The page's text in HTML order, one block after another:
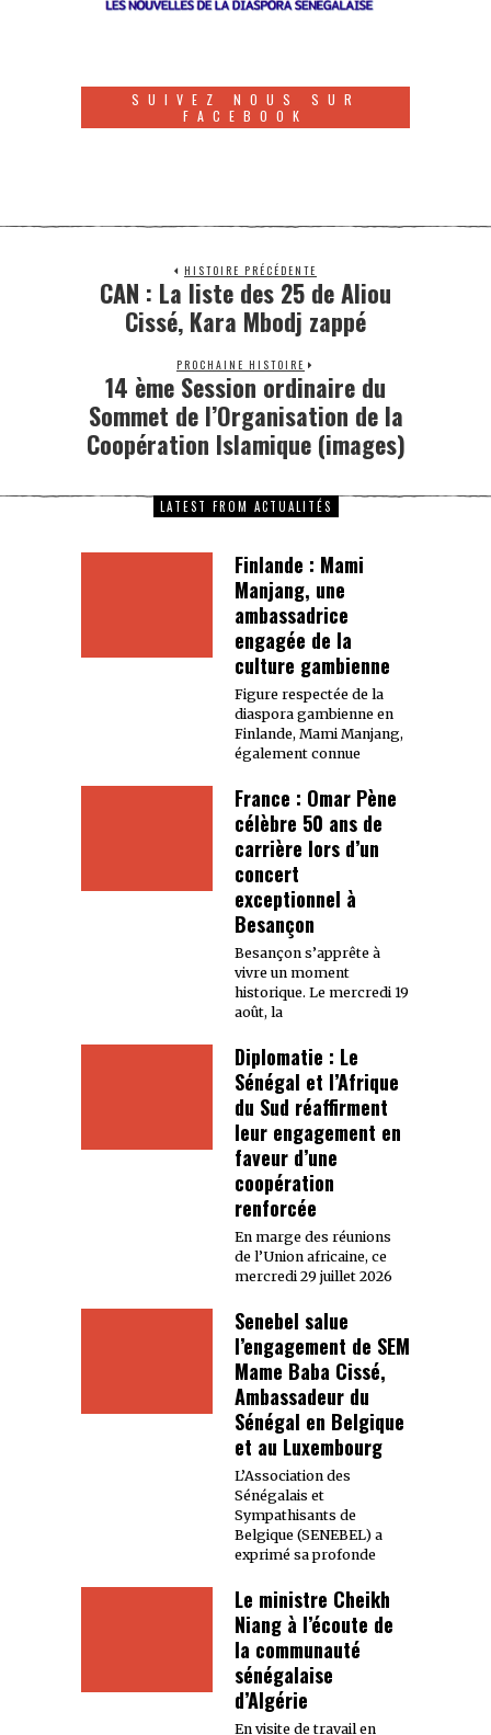
SUIVEZ NOUS SUR
FACEBOOK
HISTOIRE PRÉCÉDENTE
CAN : La liste des 25 de Aliou
Cissé, Kara Mbodj zappé
PROCHAINE HISTOIRE
14 ème Session ordinaire du
Sommet de l’Organisation de la
Coopération Islamique (images)
LATEST FROM ACTUALITÉS
Finlande : Mami
Manjang, une
ambassadrice
engagée de la
culture gambienne
Figure respectée de la
diaspora gambienne en
Finlande, Mami Manjang,
également connue
France : Omar Pène
célèbre 50 ans de
carrière lors d’un
concert
exceptionnel à
Besançon
Besançon s’apprête à
vivre un moment
historique. Le mercredi 19
août, la
Diplomatie : Le
Sénégal et l’Afrique
du Sud réaffirment
leur engagement en
faveur d’une
coopération
renforcée
En marge des réunions
de l’Union africaine, ce
mercredi 29 juillet 2026
Senebel salue
l’engagement de SEM
Mame Baba Cissé,
Ambassadeur du
Sénégal en Belgique
et au Luxembourg
L’Association des
Sénégalais et
Sympathisants de
Belgique (SENEBEL) a
exprimé sa profonde
Le ministre Cheikh
Niang à l’écoute de
la communauté
sénégalaise
d’Algérie
En visite de travail en